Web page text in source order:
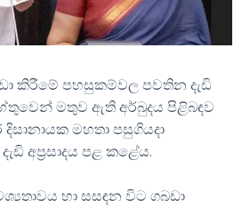
කිරීමේ පහසුකම්වල පවතින දැඩි
මතුව ඇති අර්බුදය පිළිබඳව
මහතා පසුගියදා
අප්‍රසාදය පළ කළේය.
හා සසඳන විට ගබඩා